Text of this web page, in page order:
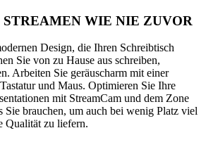
WIE NIE ZUVOR
Design, die Ihren Schreibtisch
Sie von zu Hause aus schreiben,
Arbeiten Sie geräuscharm mit einer
und Maus. Optimieren Sie Ihre
mit StreamCam und dem Zone
Sie brauchen, um auch bei wenig Platz viel
Qualität zu liefern.